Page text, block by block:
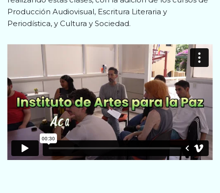
Producción Audiovisual, Escritura Literaria y
Periodística, y Cultura y Sociedad.